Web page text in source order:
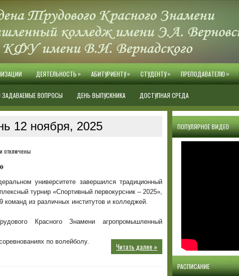
ДЕЯТЕЛЬНОСТЬ» АБИТУРИЕНТУ» СТУДЕНТУ» ПРЕПОДАВАТЕЛЮ»
ЗАДАВАЕМЫЕ ВОПРОСЫ ДЕНЬ ВЫПУСКНИКА ДОСТУПНАЯ СРЕДА
12 ноября, 2025
к
«Спортивный
–
2025»
отключены
университете завершился традиционный
турнир «Спортивный первокурсник – 2025»,
команд из различных институтов и колледжей.
Красного Знамени агропромышленный
по волейболу.
Читать далее »
ПОПУЛЯРНОЕ ВИДЕО
РАСПИСАНИЕ